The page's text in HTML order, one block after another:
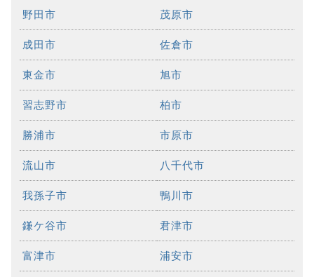
野田市 茂原市
成田市 佐倉市
東金市 旭市
習志野市 柏市
勝浦市 市原市
流山市 八千代市
我孫子市 鴨川市
鎌ケ谷市 君津市
富津市 浦安市